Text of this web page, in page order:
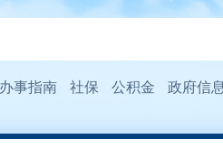
办事指南 社保 公积金 政府信